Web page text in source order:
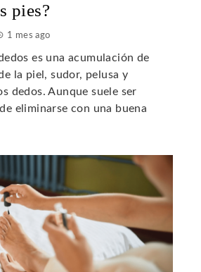
pies?
1 mes ago
es una acumulación de
la piel, sudor, pelusa y
dedos. Aunque suele ser
eliminarse con una buena